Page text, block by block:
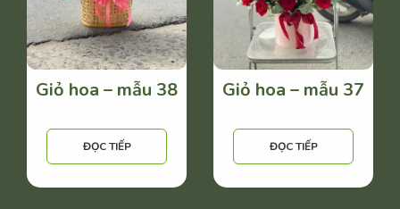
Giỏ hoa – mẫu 38
ĐỌC TIẾP
Giỏ hoa – mẫu 37
ĐỌC TIẾP